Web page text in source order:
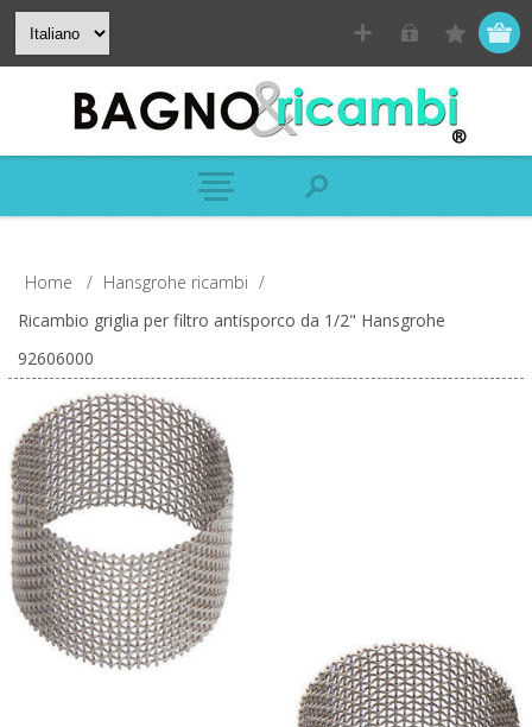
Home / Hansgrohe ricambi /
Ricambio griglia per filtro antisporco da 1/2" Hansgrohe
92606000